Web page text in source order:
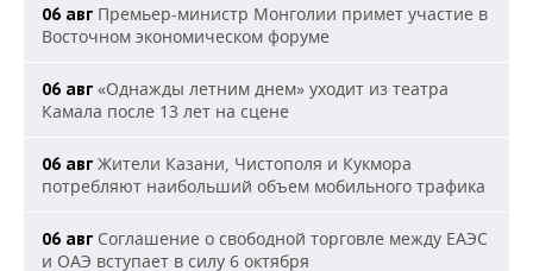
06 авг Премьер-министр Монголии примет участие в
Восточном экономическом форуме
06 авг «Однажды летним днем» уходит из театра
Камала после 13 лет на сцене
06 авг Жители Казани, Чистополя и Кукмора
потребляют наибольший объем мобильного трафика
06 авг Соглашение о свободной торговле между ЕАЭС
и ОАЭ вступает в силу 6 октября